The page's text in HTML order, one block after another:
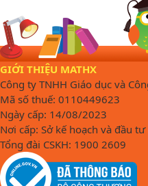
GIỚI THIỆU MATHX
Công ty TNHH Giáo dục và
Mã số thuế: 0110449623
Ngày cấp: 14/08/2023
Nơi cấp: Sở kế hoạch và đầu
Tổng đài CSKH: 1900 2609